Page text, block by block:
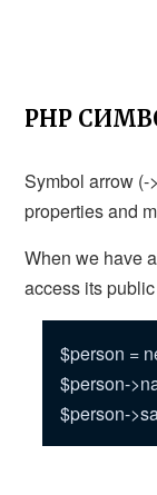
PHP
Symbol arrow (-
properties and
When we have
access its
$person =
$person-
$person-